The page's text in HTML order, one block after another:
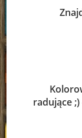
radujące